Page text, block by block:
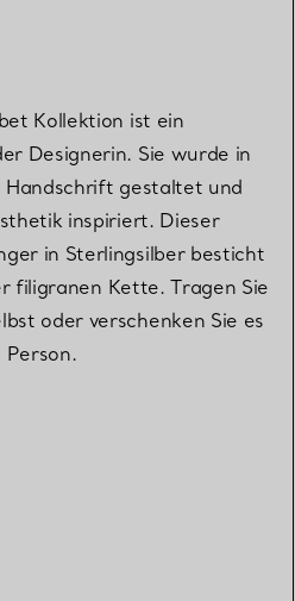
Kollektion ist ein
Designerin. Sie wurde in
gestaltet und
inspiriert. Dieser
in Sterlingsilber besticht
filigranen Kette. Tragen Sie
oder verschenken Sie es
Person.